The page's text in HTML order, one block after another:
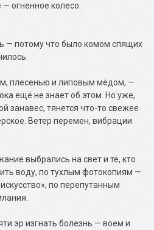
огненное колесо.
— потому что было комом спящих
плесенью и липовым мёдом, —
ещё не знает об этом. Но уже,
занавес, тянется что-то свежее
Ветер перемен, вибрации
выбрались на свет и те, кто
воду, по тухлым фотокопиям —
по перепутанным
эр изгнать болезнь — воем и